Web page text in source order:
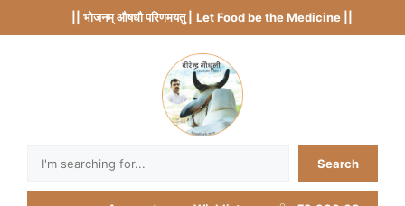
to
|| भोजनम् औषधौ परिणमयतु | Let Food be the Medicine ||
Search